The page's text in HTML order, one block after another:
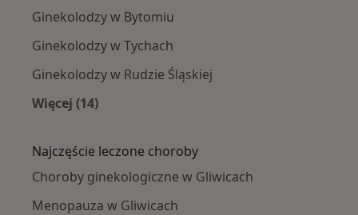
Ginekolodzy w Bytomiu
Ginekolodzy w Tychach
Ginekolodzy w Rudzie Śląskiej
Więcej (14)
Najczęście leczone choroby
Choroby ginekologiczne w Gliwicach
Menopauza w Gliwicach